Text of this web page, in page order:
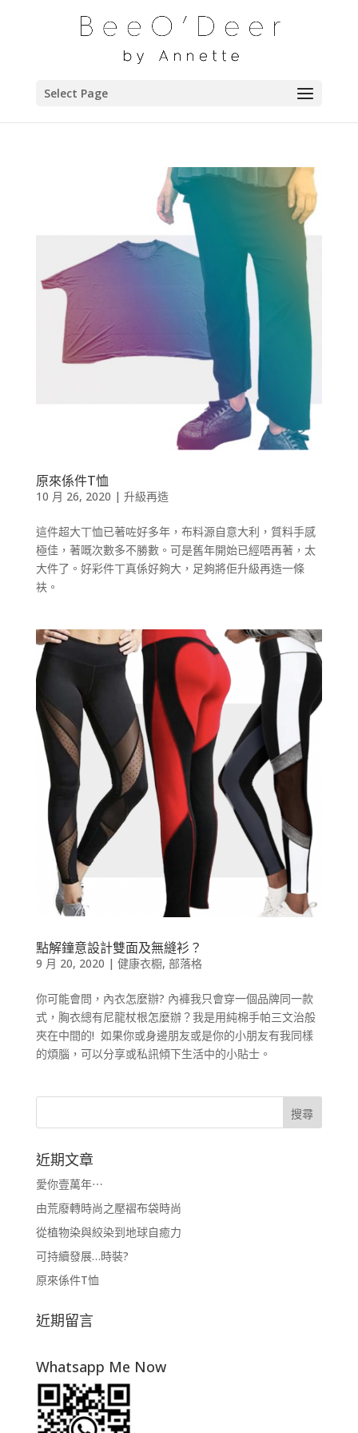
Select Page
原來係件T恤
10 月 26, 2020 | 升級再造
這件超大丅恤已著咗好多年，布料源自意大利，質料手感
極佳，著嘅次數多不勝數。可是舊年開始已經唔再著，太
大件了。好彩件丅真係好夠大，足夠將佢升級再造一條
衭。
點解鐘意設計雙面及無縫衫？
9 月 20, 2020 | 健康衣櫉, 部落格
你可能會問，內衣怎麼辦? 內褲我只會穿一個品牌同一款
式，胸衣總有尼龍杖根怎麼辦？我是用純棉手帕三文治般
夾在中間的! 如果你或身邊朋友或是你的小朋友有我同樣
的煩腦，可以分享或私訊傾下生活中的小貼士。
近期文章
愛你壹萬年⋯
由荒廢轉時尚之壓褶布袋時尚
從植物染與絞染到地球自癒力
可持續發展…時裝?
原來係件T恤
近期留言
Whatsapp Me Now